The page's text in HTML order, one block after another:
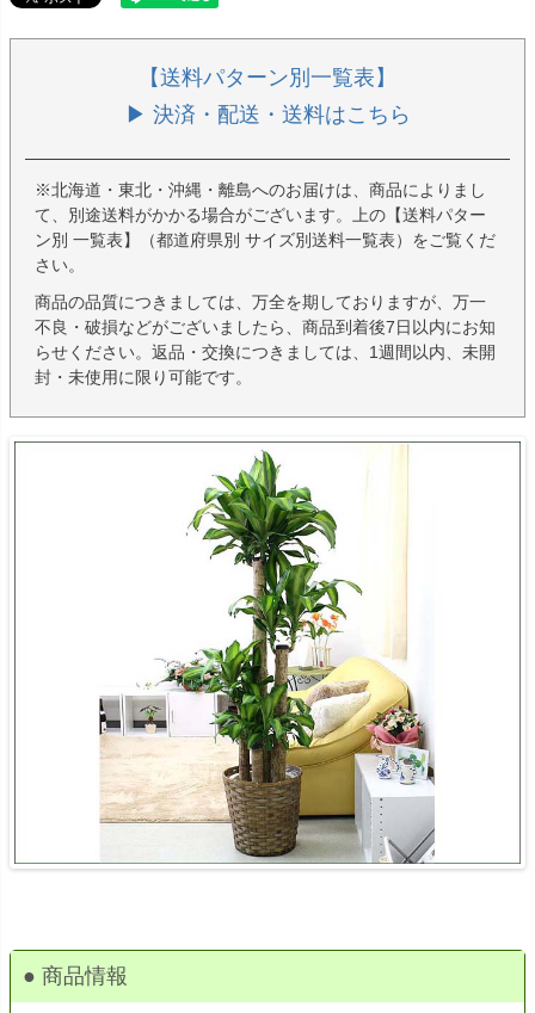
【送料パターン別一覧表】
▶ 決済・配送・送料はこちら
※北海道・東北・沖縄・離島へのお届けは、商品によりまし
て、別途送料がかかる場合がございます。上の【送料パター
ン別 一覧表】（都道府県別 サイズ別送料一覧表）をご覧くだ
さい。
商品の品質につきましては、万全を期しておりますが、万一
不良・破損などがございましたら、商品到着後7日以内にお知
らせください。返品・交換につきましては、1週間以内、未開
封・未使用に限り可能です。
● 商品情報